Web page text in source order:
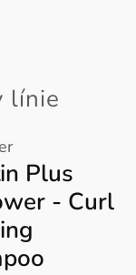
línie
Plus
- Curl